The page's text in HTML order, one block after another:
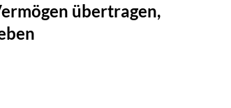
übertragen,